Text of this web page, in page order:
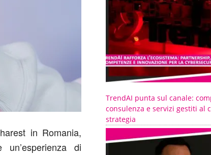
in Romania,
di
TrendAI punta sul canale:
consulenza e servizi gestiti al
strategia